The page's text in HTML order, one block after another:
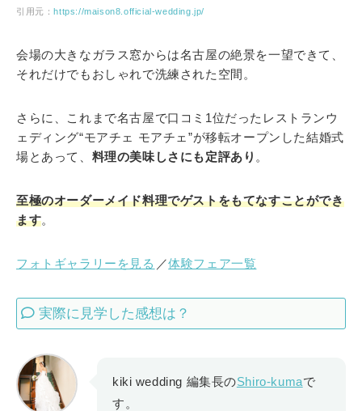
引用元：https://maison8.official-wedding.jp/
会場の大きなガラス窓からは名古屋の絶景を一望できて、
それだけでもおしゃれで洗練された空間。
さらに、これまで名古屋で口コミ1位だったレストランウ
ェディング“モアチェ モアチェ”が移転オープンした結婚式
場とあって、 料理の美味しさにも定評あり 。
至極のオーダーメイド料理でゲストをもてなすことができ
ます。
フォトギャラリーを見る ／体験フェア一覧
実際に見学した感想は？
kiki wedding 編集長のShiro-kumaで
す。